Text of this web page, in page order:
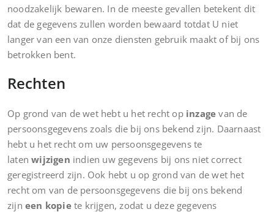
noodzakelijk bewaren. In de meeste gevallen betekent dit
dat de gegevens zullen worden bewaard totdat U niet
langer van een van onze diensten gebruik maakt of bij ons
betrokken bent.
Rechten
Op grond van de wet hebt u het recht op inzage van de
persoonsgegevens zoals die bij ons bekend zijn. Daarnaast
hebt u het recht om uw persoonsgegevens te
latenwijzigen indien uw gegevens bij ons niet correct
geregistreerd zijn. Ook hebt u op grond van de wet het
recht om van de persoonsgegevens die bij ons bekend
zijn een kopiete krijgen, zodat u deze gegevens